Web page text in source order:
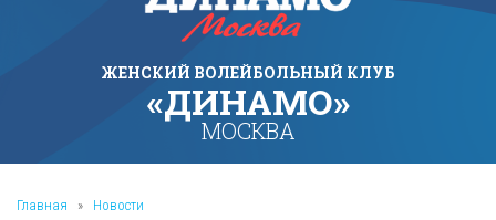
ЖЕНСКИЙ ВОЛЕЙБОЛЬНЫЙ КЛУБ
«ДИНАМО»
МОСКВА
Главная » Новости